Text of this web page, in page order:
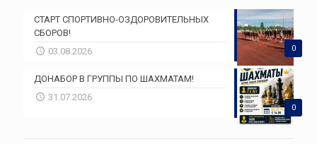
0
СТАРТ СПОРТИВНО-ОЗДОРОВИТЕЛЬНЫХ
СБОРОВ!
03.08.2026
0
ДОНАБОР В ГРУППЫ ПО ШАХМАТАМ!
31.07.2026